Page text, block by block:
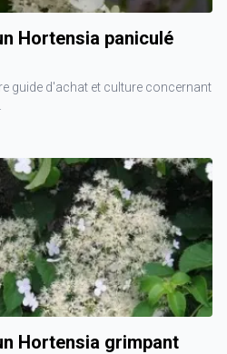
Hortensia paniculé
guide d'achat et culture concernant
Hortensia grimpant